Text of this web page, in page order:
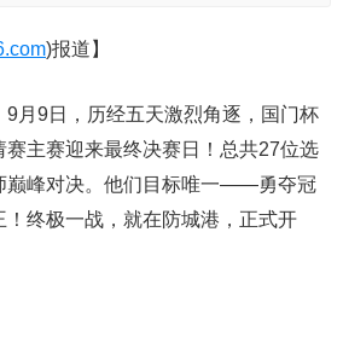
)报道】
9月9日，历经五天激烈角逐，国门杯
赛主赛迎来最终决赛日！总共27位选
巅峰对决。他们目标唯一——勇夺冠
终极一战，就在防城港，正式开